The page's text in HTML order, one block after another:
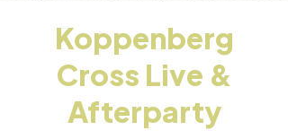
Koppenberg
Cross Live &
Afterparty